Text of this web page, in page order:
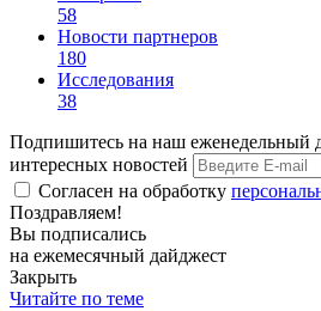
58
Новости партнеров
180
Исследования
38
Подпишитесь на наш еженедельный
интересных новостей
Согласен на обработку
Поздравляем!
Вы подписались
на ежемесячный дайджест
Закрыть
Читайте по теме